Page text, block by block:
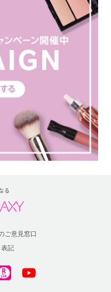
ご意見窓口
表記